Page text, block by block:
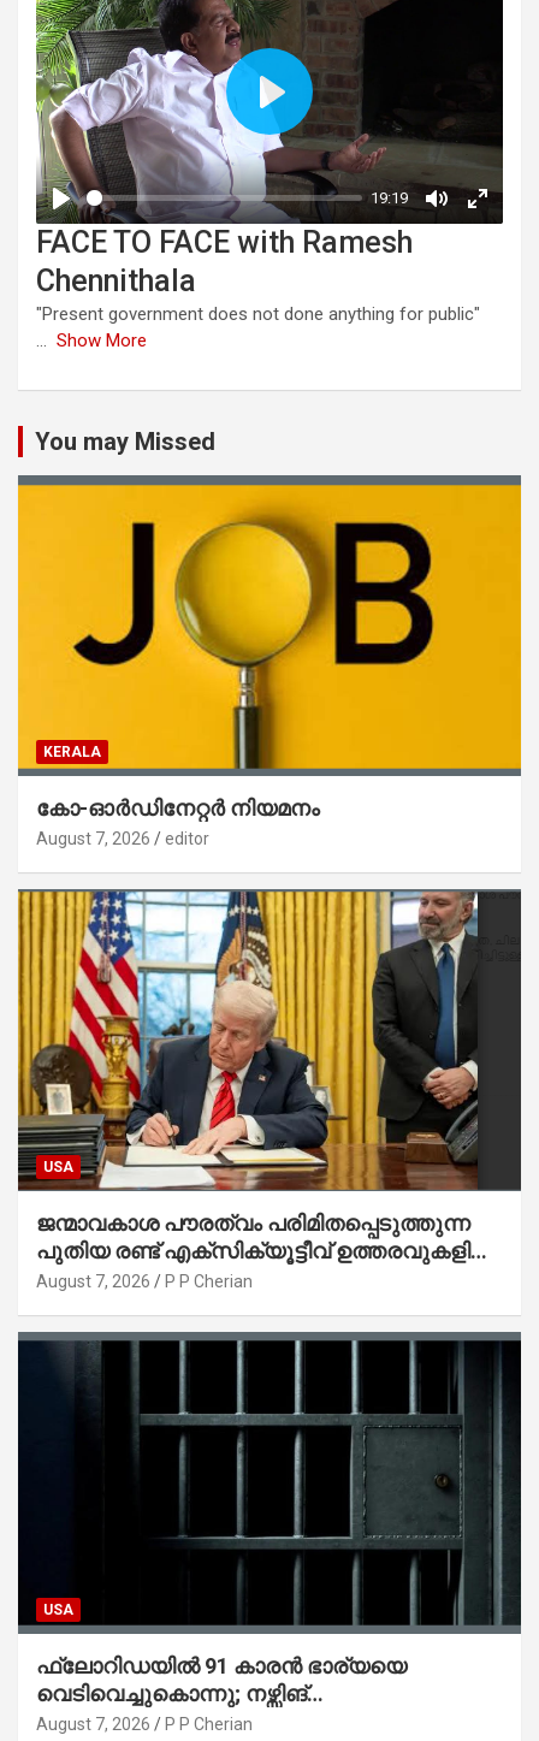
FACE TO FACE with Ramesh
Chennithala
"Present government does not done anything for public"
... Show More
You may Missed
KERALA
കോ-ഓർഡിനേറ്റർ നിയമനം
August 7, 2026 editor
USA
ജന്മാവകാശ പൗരത്വം പരിമിതപ്പെടുത്തുന്ന
പുതിയ രണ്ട് എക്സിക്യൂട്ടീവ് ഉത്തരവുകളിൽ
ട്രംപ് ഒപ്പുവെച്ചു
August 7, 2026 P P Cherian
USA
ഫ്ലോറിഡയിൽ 91 കാരൻ ഭാര്യയെ
വെടിവെച്ചുകൊന്നു; നഴ്സിങ്
ഹോമിലാക്കില്ലെന്ന് നൽകിയ വാഗ്ദാനം
August 7, 2026 P P Cherian